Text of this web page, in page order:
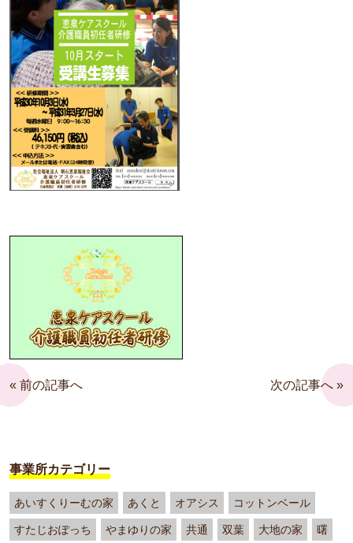
« 前の記事へ 次の記事へ »
事業所カテゴリー
あいすくりーむの家 あくと オアシス コットンベール
すたじおぽっち やまゆりの家 共通 双葉 大地の家 曙